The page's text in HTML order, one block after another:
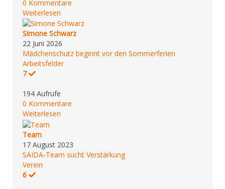
0 Kommentare
Weiterlesen
Simone Schwarz
22 Juni 2026
Mädchenschutz beginnt vor den Sommerferien
Arbeitsfelder
7
194 Aufrufe
0 Kommentare
Weiterlesen
Team
17 August 2023
SAIDA-Team sucht Verstärkung
Verein
6